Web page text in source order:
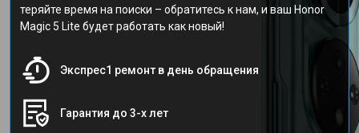
теряйте время на поиски – обратитесь к нам, и ваш Honor
Magic 5 Lite будет работать как новый!
Экспрес1 ремонт в день обращения
Гарантия до 3-х лет